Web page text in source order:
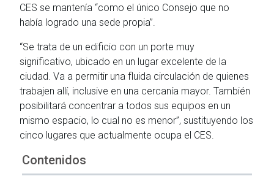
CES se mantenía “como el único Consejo que no
había logrado una sede propia”.
“Se trata de un edificio con un porte muy
significativo, ubicado en un lugar excelente de la
ciudad. Va a permitir una fluida circulación de quienes
trabajen allí, inclusive en una cercanía mayor. También
posibilitará concentrar a todos sus equipos en un
mismo espacio, lo cual no es menor”, sustituyendo los
cinco lugares que actualmente ocupa el CES.
Contenidos